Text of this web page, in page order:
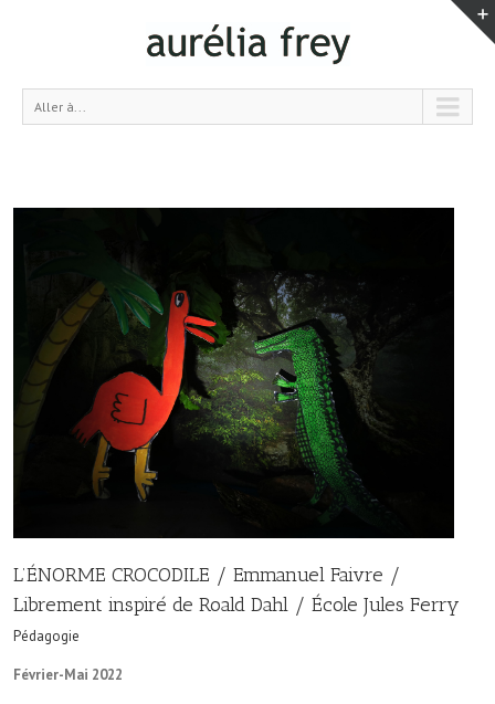
Aller à...
L’ÉNORME CROCODILE / Emmanuel Faivre /
Librement inspiré de Roald Dahl / École Jules Ferry
Pédagogie
Février-Mai 2022